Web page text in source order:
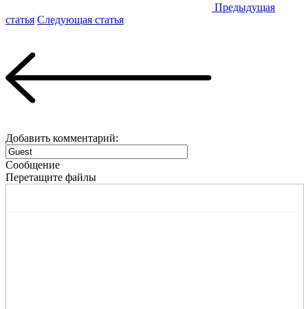
Предыдущая
статья Следующая статья
Добавить комментарий:
Сообщение
Перетащите файлы